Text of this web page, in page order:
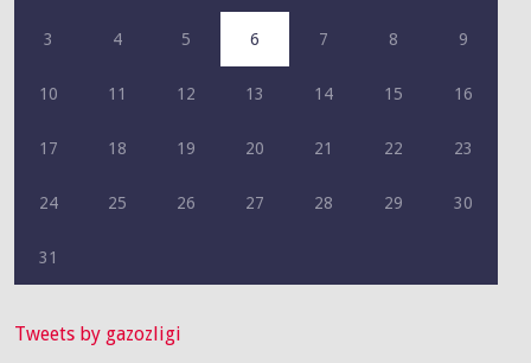
3 4 5 6 7 8 9
10 11 12 13 14 15 16
17 18 19 20 21 22 23
24 25 26 27 28 29 30
31
Tweets by gazozligi